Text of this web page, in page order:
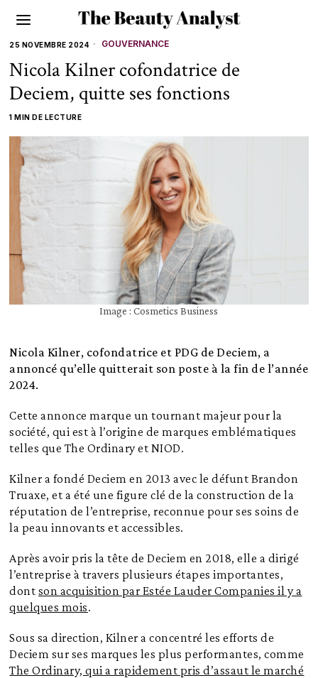
25 NOVEMBRE 2024 GOUVERNANCE
Nicola Kilner cofondatrice de
Deciem, quitte ses fonctions
1 MIN DE LECTURE
Image : Cosmetics Business
Nicola Kilner, cofondatrice et PDG de Deciem, a
annoncé qu’elle quitterait son poste à la fin de l’année
2024.
Cette annonce marque un tournant majeur pour la
société, qui est à l’origine de marques emblématiques
telles que The Ordinary et NIOD.
Kilner a fondé Deciem en 2013 avec le défunt Brandon
Truaxe, et a été une figure clé de la construction de la
réputation de l’entreprise, reconnue pour ses soins de
la peau innovants et accessibles.
Après avoir pris la tête de Deciem en 2018, elle a dirigé
l’entreprise à travers plusieurs étapes importantes,
dont son acquisition par Estée Lauder Companies il y a
quelques mois.
Sous sa direction, Kilner a concentré les efforts de
Deciem sur ses marques les plus performantes, comme
The Ordinary, qui a rapidement pris d’assaut le marché